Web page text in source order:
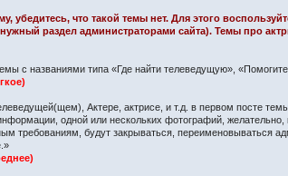
убедитесь, что такой темы нет. Для этого
раздел администраторами сайта). Темы про
с названиями типа «Где найти телеведущую»,
Актере, актрисе, и т.д. в первом посте
одной или нескольких фотографий,
требованиям, будут закрываться, переименовываться